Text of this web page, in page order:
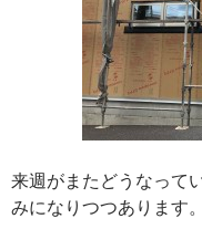
来週がまたどうなって
みになりつつあります。